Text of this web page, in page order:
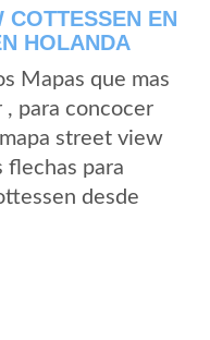
COTTESSEN EN
HOLANDA
Mapas que mas
, para concocer
street view
flechas para
desde